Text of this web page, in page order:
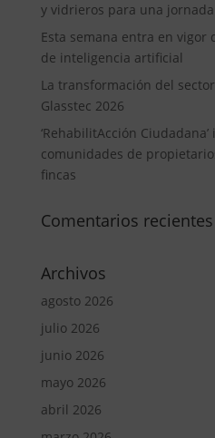
y vidrieros para una
Esta semana entra en vigor
de inteligencia artificial
La transformación del
Glasstec 2026
‘RehabilitAcción
comunidades de
fincas
Comentarios recientes
Archivos
agosto 2026
julio 2026
junio 2026
mayo 2026
abril 2026